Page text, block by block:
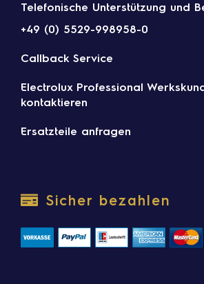
Telefonische Unterstützung und
+49 (0) 5529-998958-0
Callback Service
Electrolux Professional
kontaktieren
Ersatzteile anfragen
Sicher bezahlen